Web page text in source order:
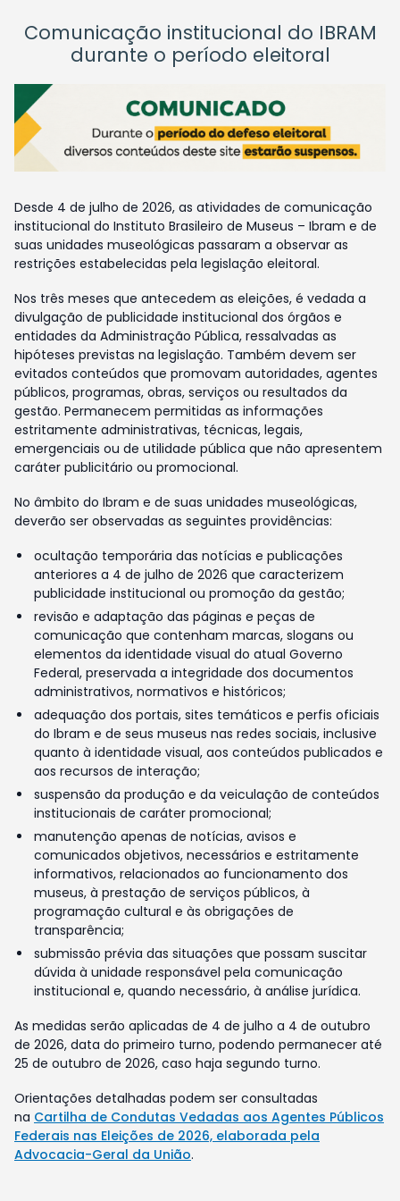
Comunicação institucional do IBRAM
durante o período eleitoral
Desde 4 de julho de 2026, as atividades de comunicação
institucional do Instituto Brasileiro de Museus – Ibram e de
suas unidades museológicas passaram a observar as
restrições estabelecidas pela legislação eleitoral.
Nos três meses que antecedem as eleições, é vedada a
divulgação de publicidade institucional dos órgãos e
entidades da Administração Pública, ressalvadas as
hipóteses previstas na legislação. Também devem ser
evitados conteúdos que promovam autoridades, agentes
públicos, programas, obras, serviços ou resultados da
gestão. Permanecem permitidas as informações
estritamente administrativas, técnicas, legais,
emergenciais ou de utilidade pública que não apresentem
caráter publicitário ou promocional.
No âmbito do Ibram e de suas unidades museológicas,
deverão ser observadas as seguintes providências:
ocultação temporária das notícias e publicações
anteriores a 4 de julho de 2026 que caracterizem
publicidade institucional ou promoção da gestão;
revisão e adaptação das páginas e peças de
comunicação que contenham marcas, slogans ou
elementos da identidade visual do atual Governo
Federal, preservada a integridade dos documentos
administrativos, normativos e históricos;
adequação dos portais, sites temáticos e perfis oficiais
do Ibram e de seus museus nas redes sociais, inclusive
quanto à identidade visual, aos conteúdos publicados e
aos recursos de interação;
suspensão da produção e da veiculação de conteúdos
institucionais de caráter promocional;
manutenção apenas de notícias, avisos e
comunicados objetivos, necessários e estritamente
informativos, relacionados ao funcionamento dos
museus, à prestação de serviços públicos, à
programação cultural e às obrigações de
transparência;
submissão prévia das situações que possam suscitar
dúvida à unidade responsável pela comunicação
institucional e, quando necessário, à análise jurídica.
As medidas serão aplicadas de 4 de julho a 4 de outubro
de 2026, data do primeiro turno, podendo permanecer até
25 de outubro de 2026, caso haja segundo turno.
Orientações detalhadas podem ser consultadas
na Cartilha de Condutas Vedadas aos Agentes Públicos
Federais nas Eleições de 2026, elaborada pela
Advocacia-Geral da União.